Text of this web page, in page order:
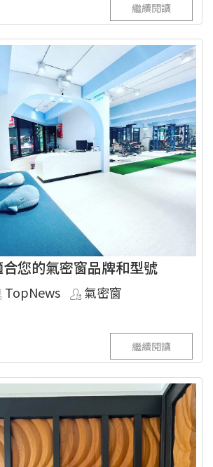
繼續閱讀
您的氣密窗品牌和型號
TopNews
氣密窗
繼續閱讀